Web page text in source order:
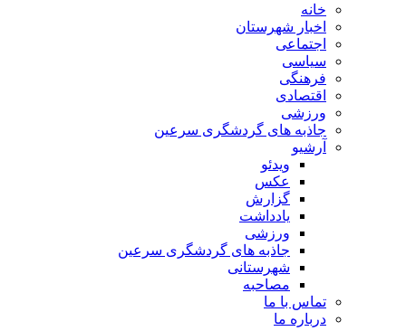
خانه
اخبار شهرستان
اجتماعی
سیاسی
فرهنگی
اقتصادی
ورزشی
جاذبه های گردشگری سرعین
آرشیو
ویدئو
عکس
گزارش
یادداشت
ورزشی
جاذبه های گردشگری سرعین
شهرستانی
مصاحبه
تماس با ما
درباره ما